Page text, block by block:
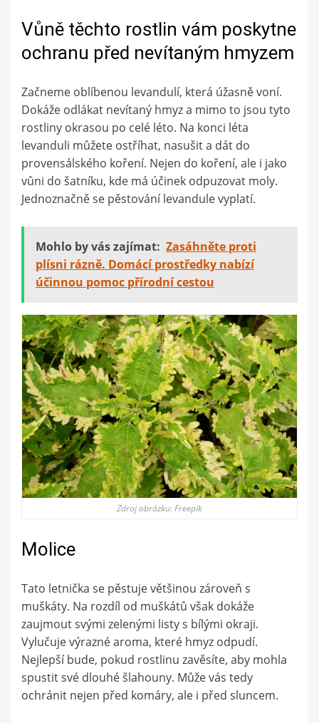
Vůně těchto rostlin vám poskytne
ochranu před nevítaným hmyzem
Začneme oblíbenou levandulí, která úžasně voní.
Dokáže odlákat nevítaný hmyz a mimo to jsou tyto
rostliny okrasou po celé léto. Na konci léta
levanduli můžete ostříhat, nasušit a dát do
provensálského koření. Nejen do koření, ale i jako
vůni do šatníku, kde má účinek odpuzovat moly.
Jednoznačně se pěstování levandule vyplatí.
Mohlo by vás zajímat: Zasáhněte proti
plísni rázně. Domácí prostředky nabízí
účinnou pomoc přírodní cestou
Zdroj obrázku: Freepik
Molice
Tato letnička se pěstuje většinou zároveň s
muškáty. Na rozdíl od muškátů však dokáže
zaujmout svými zelenými listy s bílými okraji.
Vylučuje výrazné aroma, které hmyz odpudí.
Nejlepší bude, pokud rostlinu zavěsíte, aby mohla
spustit své dlouhé šlahouny. Může vás tedy
ochránit nejen před komáry, ale i před sluncem.